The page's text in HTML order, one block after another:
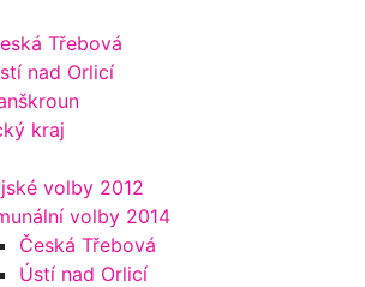
Třebová
nad Orlicí
kraj
volby 2012
volby 2014
Česká Třebová
Ústí nad Orlicí